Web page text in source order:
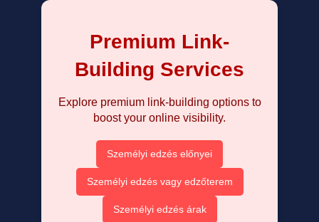
Premium Link-
Building Services
Explore premium link-building options to
boost your online visibility.
Személyi edzés előnyei
Személyi edzés vagy edzőterem
Személyi edzés árak